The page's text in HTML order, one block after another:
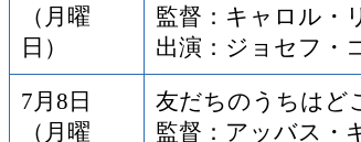
（月曜
日）
監督：キャロル・
出演：ジョセフ・
7月8日
（月曜
友だちのうちはど
監督：アッバス